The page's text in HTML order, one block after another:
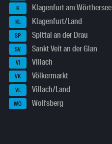
K Klagenfurt am Wörthersee
KL Klagenfurt/Land
SP Spittal an der Drau
SV Sankt Veit an der Glan
VI Villach
VK Völkermarkt
VL Villach/Land
WO Wolfsberg